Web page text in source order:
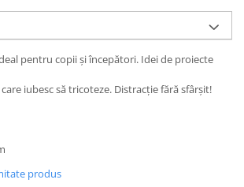
pentru copii și începători. Idei de proiecte
iubesc să tricoteze. Distracție fără sfârșit!
produs